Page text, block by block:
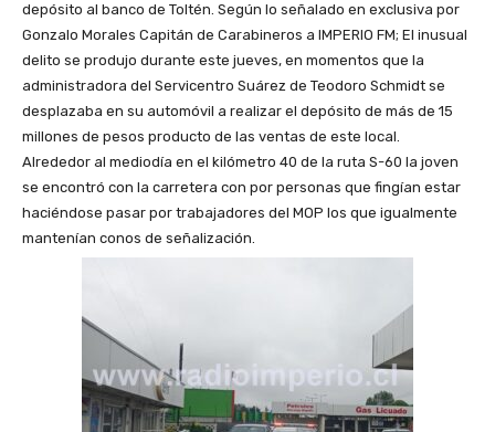
depósito al banco de Toltén. Según lo señalado en exclusiva por
Gonzalo Morales Capitán de Carabineros a IMPERIO FM; El inusual
delito se produjo durante este jueves, en momentos que la
administradora del Servicentro Suárez de Teodoro Schmidt se
desplazaba en su automóvil a realizar el depósito de más de 15
millones de pesos producto de las ventas de este local.
Alrededor al mediodía en el kilómetro 40 de la ruta S-60 la joven
se encontró con la carretera con por personas que fingían estar
haciéndose pasar por trabajadores del MOP los que igualmente
mantenían conos de señalización.